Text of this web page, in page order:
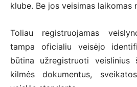
klube. Be jos veisimas laikomas
Toliau registruojamas
tampa oficialiu veisėjo
būtina užregistruoti
kilmės dokumentus,